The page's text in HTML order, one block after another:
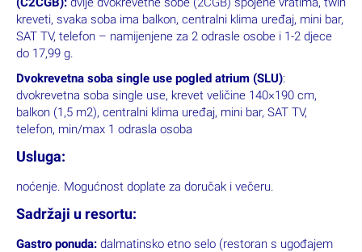
kreveti, svaka soba ima balkon, centralni klima uređaj, mini bar,
SAT TV, telefon – namijenjene za 2 odrasle osobe i 1-2 djece
do 17,99 g.
Dvokrevetna soba single use pogled atrium (SLU):
dvokrevetna soba single use, krevet veličine 140×190 cm,
balkon (1,5 m2), centralni klima uređaj, mini bar, SAT TV,
telefon, min/max 1 odrasla osoba
Usluga:
noćenje. Mogućnost doplate za doručak i večeru.
Sadržaji u resortu:
Gastro ponuda: dalmatinsko etno selo (restoran s ugođajem